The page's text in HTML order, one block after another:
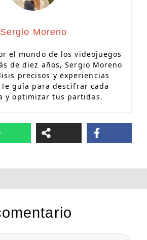
Sergio Moreno
el mundo de los videojuegos
de diez años, Sergio Moreno
precisos y experiencias
guía para descifrar cada
y optimizar tus partidas.